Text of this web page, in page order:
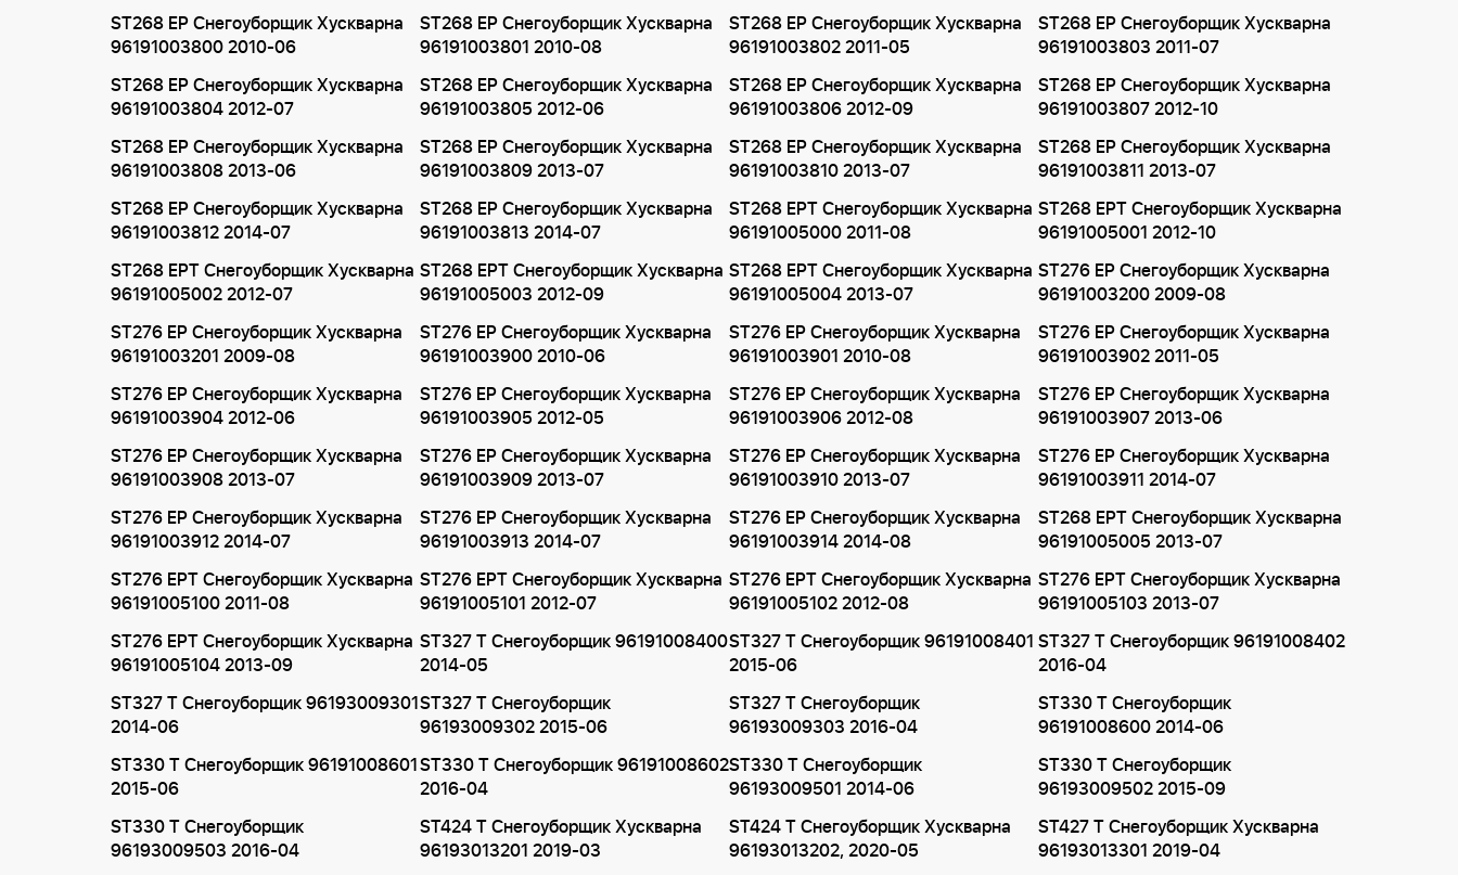
ST268 EP Снегоуборщик Хускварна
96191003800 2010-06
ST268 EP Снегоуборщик Хускварна
96191003801 2010-08
ST268 EP Снегоуборщик Хускварна
96191003802 2011-05
ST268 EP Снегоуборщик Хускварна
96191003803 2011-07
ST268 EP Снегоуборщик Хускварна
96191003804 2012-07
ST268 EP Снегоуборщик Хускварна
96191003805 2012-06
ST268 EP Снегоуборщик Хускварна
96191003806 2012-09
ST268 EP Снегоуборщик Хускварна
96191003807 2012-10
ST268 EP Снегоуборщик Хускварна
96191003808 2013-06
ST268 EP Снегоуборщик Хускварна
96191003809 2013-07
ST268 EP Снегоуборщик Хускварна
96191003810 2013-07
ST268 EP Снегоуборщик Хускварна
96191003811 2013-07
ST268 EP Снегоуборщик Хускварна
96191003812 2014-07
ST268 EP Снегоуборщик Хускварна
96191003813 2014-07
ST268 EPT Снегоуборщик Хускварна
96191005000 2011-08
ST268 EPT Снегоуборщик Хускварна
96191005001 2012-10
ST268 EPT Снегоуборщик Хускварна
96191005002 2012-07
ST268 EPT Снегоуборщик Хускварна
96191005003 2012-09
ST268 EPT Снегоуборщик Хускварна
96191005004 2013-07
ST276 EP Снегоуборщик Хускварна
96191003200 2009-08
ST276 EP Снегоуборщик Хускварна
96191003201 2009-08
ST276 EP Снегоуборщик Хускварна
96191003900 2010-06
ST276 EP Снегоуборщик Хускварна
96191003901 2010-08
ST276 EP Снегоуборщик Хускварна
96191003902 2011-05
ST276 EP Снегоуборщик Хускварна
96191003904 2012-06
ST276 EP Снегоуборщик Хускварна
96191003905 2012-05
ST276 EP Снегоуборщик Хускварна
96191003906 2012-08
ST276 EP Снегоуборщик Хускварна
96191003907 2013-06
ST276 EP Снегоуборщик Хускварна
96191003908 2013-07
ST276 EP Снегоуборщик Хускварна
96191003909 2013-07
ST276 EP Снегоуборщик Хускварна
96191003910 2013-07
ST276 EP Снегоуборщик Хускварна
96191003911 2014-07
ST276 EP Снегоуборщик Хускварна
96191003912 2014-07
ST276 EP Снегоуборщик Хускварна
96191003913 2014-07
ST276 EP Снегоуборщик Хускварна
96191003914 2014-08
ST268 EPT Снегоуборщик Хускварна
96191005005 2013-07
ST276 EPT Снегоуборщик Хускварна
96191005100 2011-08
ST276 EPT Снегоуборщик Хускварна
96191005101 2012-07
ST276 EPT Снегоуборщик Хускварна
96191005102 2012-08
ST276 EPT Снегоуборщик Хускварна
96191005103 2013-07
ST276 EPT Снегоуборщик Хускварна
96191005104 2013-09
ST327 T Снегоуборщик 96191008400
2014-05
ST327 T Снегоуборщик 96191008401
2015-06
ST327 T Снегоуборщик 96191008402
2016-04
ST327 T Снегоуборщик 96193009301
2014-06
ST327 T Снегоуборщик
96193009302 2015-06
ST327 T Снегоуборщик
96193009303 2016-04
ST330 T Снегоуборщик
96191008600 2014-06
ST330 T Снегоуборщик 96191008601
2015-06
ST330 T Снегоуборщик 96191008602
2016-04
ST330 T Снегоуборщик
96193009501 2014-06
ST330 T Снегоуборщик
96193009502 2015-09
ST330 T Снегоуборщик
96193009503 2016-04
ST424 T Снегоуборщик Хускварна
96193013201 2019-03
ST424 T Снегоуборщик Хускварна
96193013202, 2020-05
ST427 T Снегоуборщик Хускварна
96193013301 2019-04